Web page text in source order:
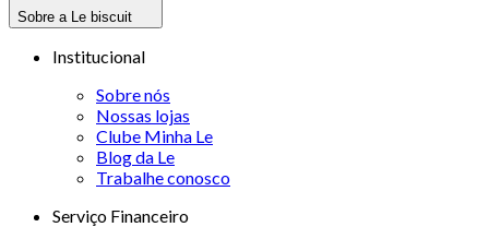
Sobre a Le biscuit
Institucional
Sobre nós
Nossas lojas
Clube Minha Le
Blog da Le
Trabalhe conosco
Serviço Financeiro